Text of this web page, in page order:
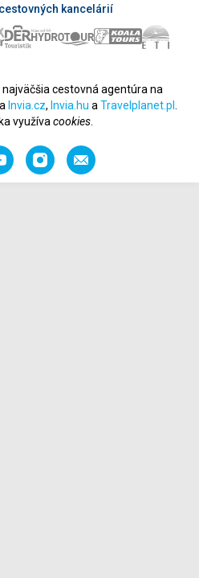
kancelárií
cestovná agentúra na
Invia.cz, Invia.hu a Travelplanet.pl
využíva cookies.
InstagramOdporučiť